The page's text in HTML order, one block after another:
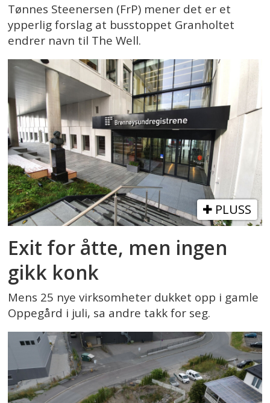
Tønnes Steenersen (FrP) mener det er et
ypperlig forslag at busstoppet Granholtet
endrer navn til The Well.
PLUSS
Exit for åtte, men ingen
gikk konk
Mens 25 nye virksomheter dukket opp i gamle
Oppegård i juli, sa andre takk for seg.